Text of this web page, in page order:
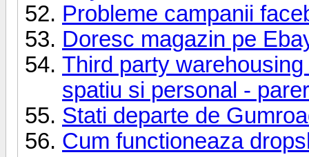
Probleme campanii
Doresc magazin pe
Third party
spatiu si personal -
Stati departe de
Cum functioneaza